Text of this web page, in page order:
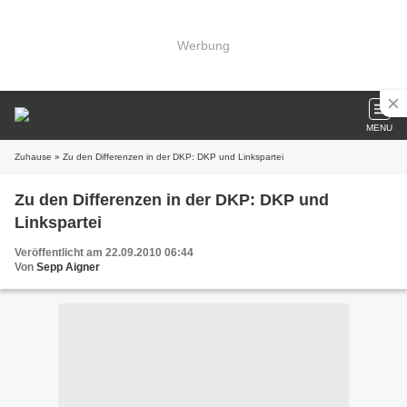
Werbung
MENU
Zuhause » Zu den Differenzen in der DKP: DKP und Linkspartei
Zu den Differenzen in der DKP: DKP und
Linkspartei
Veröffentlicht am 22.09.2010 06:44
Von Sepp Aigner